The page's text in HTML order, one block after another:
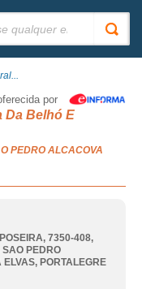
por
Da Belhó E
PEDRO ALCACOVA
7350-408,
PEDRO
ELVAS, PORTALEGRE